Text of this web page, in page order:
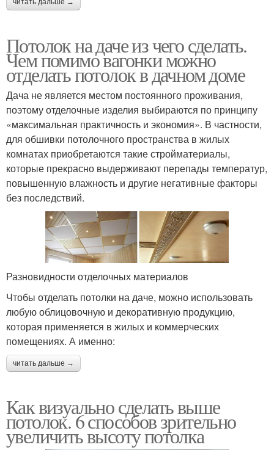
Потолок на даче из чего сделать.
Чем помимо вагонки можно
отделать потолок в дачном доме
Дача не является местом постоянного проживания,
поэтому отделочные изделия выбираются по принципу
«максимальная практичность и экономия». В частности,
для обшивки потолочного пространства в жилых
комнатах приобретаются такие стройматериалы,
которые прекрасно выдерживают перепады температур,
повышенную влажность и другие негативные факторы
без последствий.
Разновидности отделочных материалов
Чтобы отделать потолки на даче, можно использовать
любую облицовочную и декоративную продукцию,
которая применяется в жилых и коммерческих
помещениях. А именно:
читать дальше →
Как визуально сделать выше
потолок. 6 способов зрительно
увеличить высоту потолка